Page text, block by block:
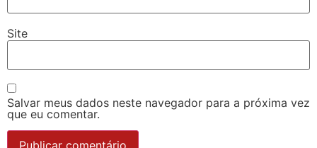
Site
Salvar meus dados neste navegador para a próxima vez
que eu comentar.